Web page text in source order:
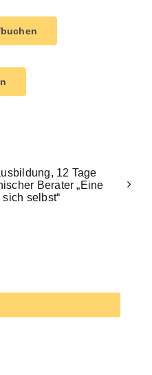
12 Tage
Berater „Eine
selbst“